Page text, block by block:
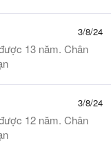
3/8/24
13 năm. Chân
3/8/24
12 năm. Chân